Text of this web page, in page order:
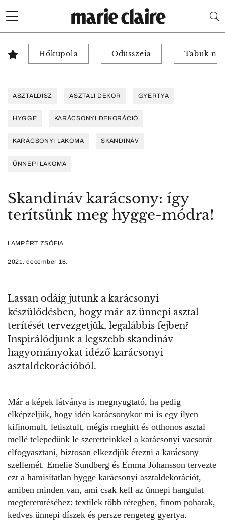
Hőkupola Odüsszeia Tabuk
ASZTALDÍSZ ASZTALI DEKOR GYERTYA
HYGGE KARÁCSONYI DEKORÁCIÓ
KARÁCSONYI LAKOMA SKANDINÁV
ÜNNEPI LAKOMA
Skandináv karácsony: így
terítsünk meg hygge-módra!
LAMPÉRT ZSÓFIA
2021. december 16.
Lassan odáig jutunk a karácsonyi
készülődésben, hogy már az ünnepi asztal
terítését tervezgetjük, legalábbis fejben?
Inspirálódjunk a legszebb skandináv
hagyományokat idéző karácsonyi
asztaldekorációból.
Már a képek látványa is megnyugtató, ha pedig
elképzeljük, hogy idén karácsonykor mi is egy ilyen
kifinomult, letisztult, mégis meghitt és otthonos asztal
mellé telepedünk le szeretteinkkel a karácsonyi vacsorát
elfogyasztani, biztosan elkezdjük érezni a karácsony
szellemét. Emelie Sundberg és Emma Johansson tervezte
ezt a hamisítatlan hygge karácsonyi asztaldekorációt,
amiben minden van, ami csak kell az ünnepi hangulat
megteremtéséhez: textilek több rétegben, finom poharak,
kedves ünnepi díszek és persze rengeteg gyertya.